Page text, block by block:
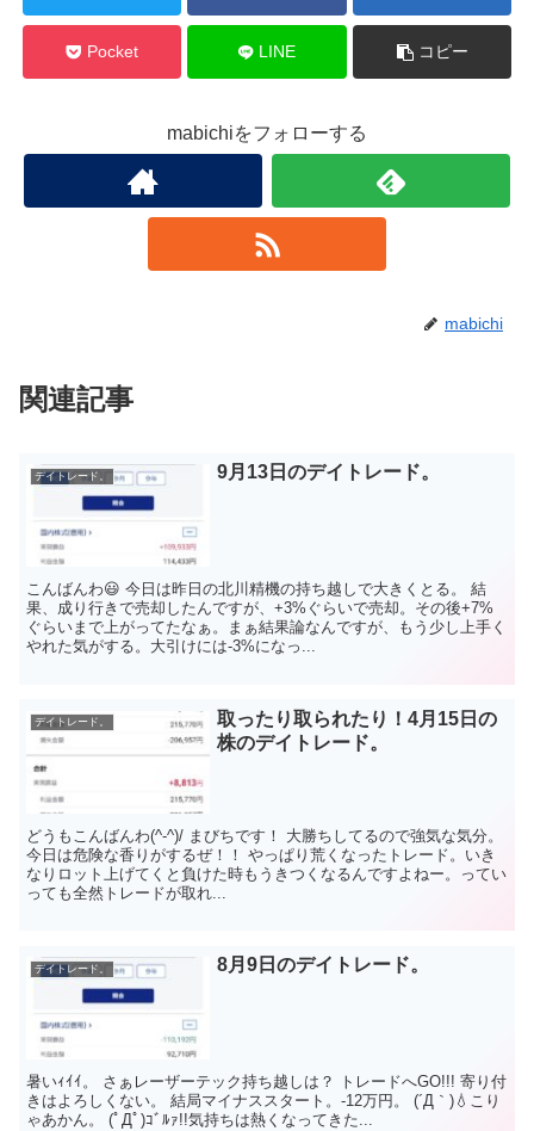
Pocket LINE コピー
mabichiをフォローする
mabichi
関連記事
デイトレード。 9月13日のデイトレード。
こんばんわ😃 今日は昨日の北川精機の持ち越しで大きくとる。 結
果、成り行きで売却したんですが、+3%ぐらいで売却。その後+7%
ぐらいまで上がってたなぁ。まぁ結果論なんですが、もう少し上手く
やれた気がする。大引けには-3%になっ...
デイトレード。
取ったり取られたり！4月15日の
株のデイトレード。
どうもこんばんわ(^-^)/ まびちです！ 大勝ちしてるので強気な気分。
今日は危険な香りがするぜ！！ やっぱり荒くなったトレード。いき
なりロット上げてくと負けた時もうきつくなるんですよねー。ってい
っても全然トレードが取れ...
デイトレード。 8月9日のデイトレード。
暑いｨｲｲ。 さぁレーザーテック持ち越しは？ トレードへGO!!! 寄り付
きはよろしくない。 結局マイナススタート。-12万円。 (´Д｀)💧こり
ゃあかん。 (ﾟДﾟ)ｺﾞﾙｧ!!気持ちは熱くなってきた...